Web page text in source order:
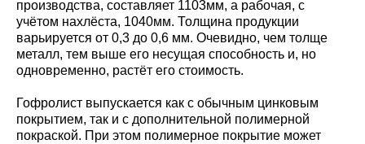
производства, составляет 1103мм, а рабочая, с
учётом нахлёста, 1040мм. Толщина продукции
варьируется от 0,3 до 0,6 мм. Очевидно, чем толще
металл, тем выше его несущая способность и, но
одновременно, растёт его стоимость.
Гофролист выпускается как с обычным цинковым
покрытием, так и с дополнительной полимерной
покраской. При этом полимерное покрытие может